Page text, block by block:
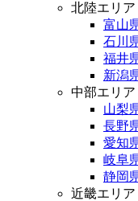
北陸エリア
富山
石川
福井
新潟
中部エリア
山梨
長野
愛知
岐阜
静岡
近畿エリア